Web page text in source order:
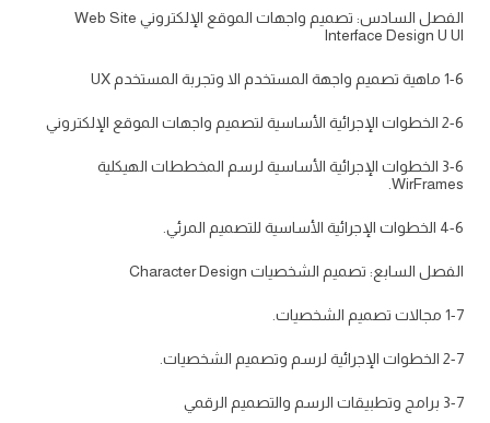
الفصل السادس: تصميم واجهات الموقع الإلكتروني Web Site
Interface Design U Ul
1-6 ماهية تصميم واجهة المستخدم الا وتجربة المستخدم UX
2-6 الخطوات الإجرائية الأساسية لتصميم واجهات الموقع الإلكتروني
3-6 الخطوات الإجرائية الأساسية لرسم المخططات الهيكلية
WirFrames.
4-6 الخطوات الإجرائية الأساسية للتصميم المرئي.
الفصل السابع: تصميم الشخصيات Character Design
1-7 مجالات تصميم الشخصيات.
2-7 الخطوات الإجرائية لرسم وتصميم الشخصيات.
3-7 برامج وتطبيقات الرسم والتصميم الرقمي